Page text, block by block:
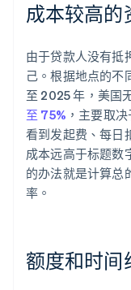
成本较高的
由于贷款人没有抵
己。根据地点的不
至 2025 年，美国
至 75% ，主要取
看到发起费、每日
成本远高于标题数
的办法就是计算总
率。
额度和时间